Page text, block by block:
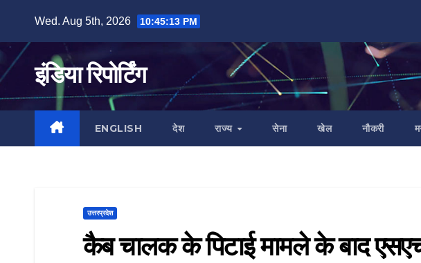
content
Wed. Aug 5th, 2026 10:45:14 PM
इंडिया रिपोर्टिंग
ENGLISH देश राज्य सेना खेल नौकरी
उत्तरप्रदेश
कैब चालक के पिटाई मामले के बाद